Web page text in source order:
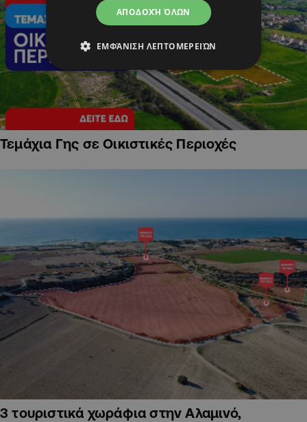
Τεμάχια Γης σε Οικιστικές Περιοχές
3 τουριστικά χωράφια στην Αλαμινό,
ΑΠΟΔΟΧΉ ΌΛΩΝ
ΕΜΦΆΝΙΣΗ ΛΕΠΤΟΜΕΡΕΙΏΝ